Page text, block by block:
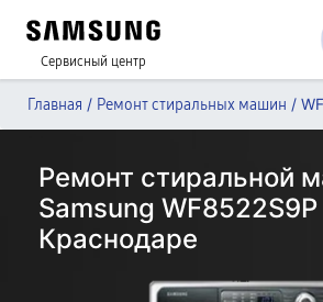
Сервисный центр
Главная / Ремонт стиральных машин /
Ремонт стиральной
Samsung WF8522S9P
Краснодаре